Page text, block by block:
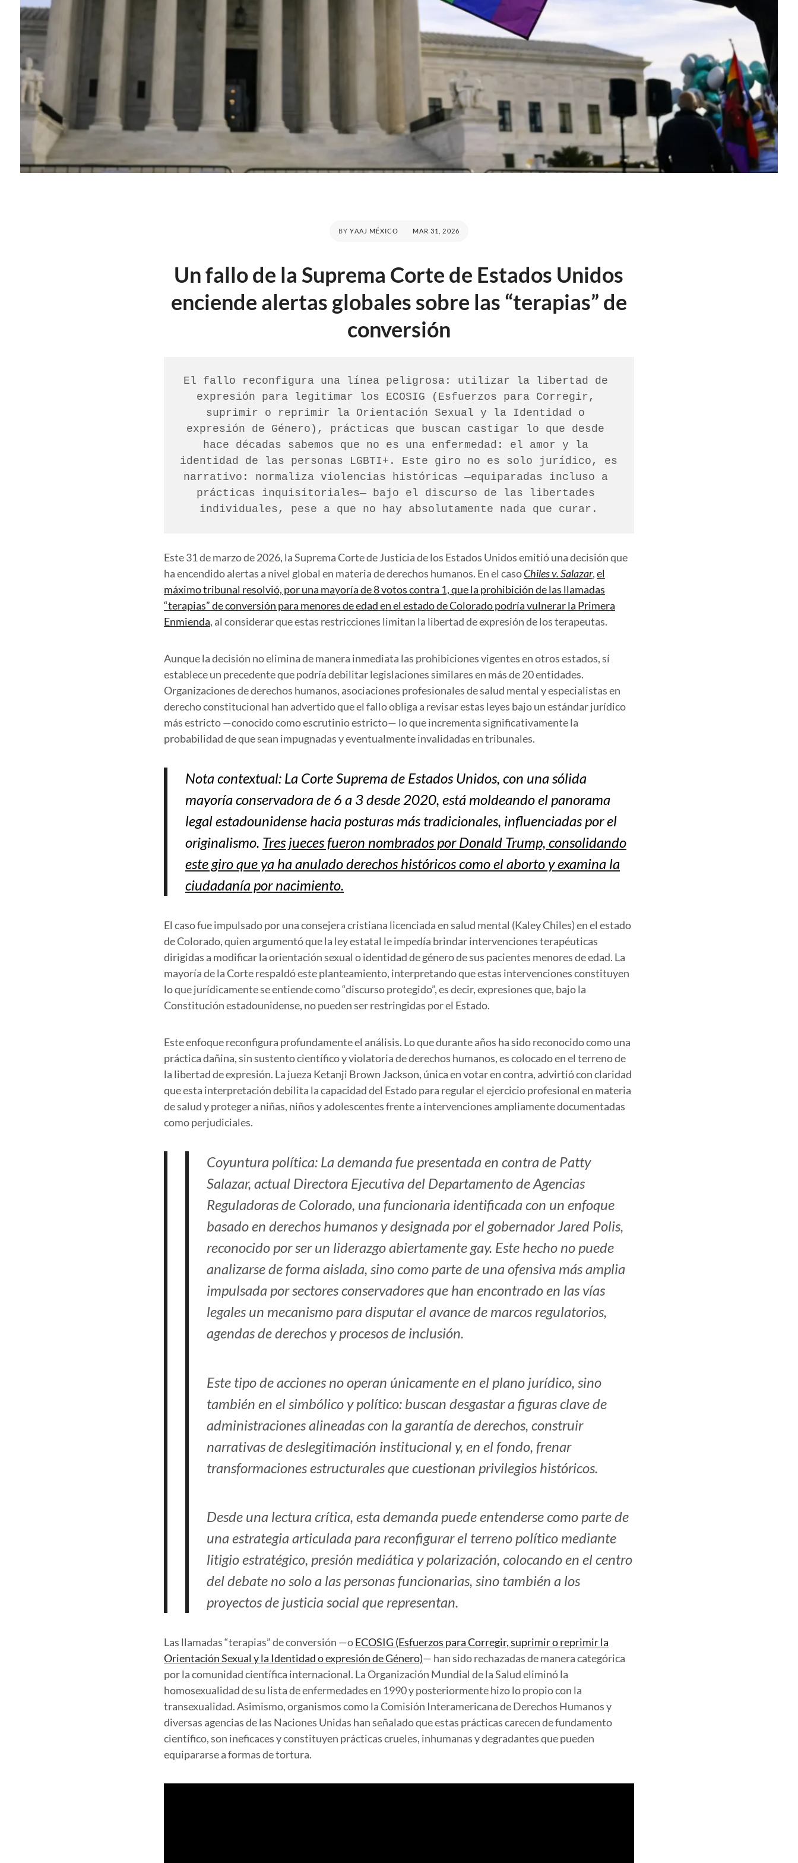
BYYAAJ MÉXICO
POSTED
MAR 31, 2026
Un fallo de la Suprema Corte de Estados Unidos
enciende alertas globales sobre las “terapias” de
conversión
El fallo reconfigura una línea peligrosa: utilizar la libertad de
expresión para legitimar los ECOSIG (Esfuerzos para Corregir,
suprimir o reprimir la Orientación Sexual y la Identidad o
expresión de Género), prácticas que buscan castigar lo que desde
hace décadas sabemos que no es una enfermedad: el amor y la
identidad de las personas LGBTI+. Este giro no es solo jurídico, es
narrativo: normaliza violencias históricas —equiparadas incluso a
prácticas inquisitoriales— bajo el discurso de las libertades
individuales, pese a que no hay absolutamente nada que curar.
Este 31 de marzo de 2026, la Suprema Corte de Justicia de los Estados Unidos emitió una decisión que
ha encendido alertas a nivel global en materia de derechos humanos. En el casoChiles v. Salazar,el
máximo tribunal resolvió, por una mayoría de 8 votos contra 1, que la prohibición de las llamadas
“terapias” de conversión para menores de edad en el estado de Colorado podría vulnerar la Primera
Enmienda, al considerar que estas restricciones limitan la libertad de expresión de los terapeutas.
Aunque la decisión no elimina de manera inmediata las prohibiciones vigentes en otros estados, sí
establece un precedente que podría debilitar legislaciones similares en más de 20 entidades.
Organizaciones de derechos humanos, asociaciones profesionales de salud mental y especialistas en
derecho constitucional han advertido que el fallo obliga a revisar estas leyes bajo un estándar jurídico
más estricto —conocido como escrutinio estricto— lo que incrementa significativamente la
probabilidad de que sean impugnadas y eventualmente invalidadas en tribunales.
Nota contextual: La Corte Suprema de Estados Unidos, con una sólida
mayoría conservadora de 6 a 3 desde 2020, está moldeando el panorama
legal estadounidense hacia posturas más tradicionales, influenciadas por el
originalismo. Tres jueces fueron nombrados por Donald Trump, consolidando
este giro que ya ha anulado derechos históricos como el aborto y examina la
ciudadanía por nacimiento.
El caso fue impulsado por una consejera cristiana licenciada en salud mental (Kaley Chiles) en el estado
de Colorado, quien argumentó que la ley estatal le impedía brindar intervenciones terapéuticas
dirigidas a modificar la orientación sexual o identidad de género de sus pacientes menores de edad. La
mayoría de la Corte respaldó este planteamiento, interpretando que estas intervenciones constituyen
lo que jurídicamente se entiende como “discurso protegido”, es decir, expresiones que, bajo la
Constitución estadounidense, no pueden ser restringidas por el Estado.
Este enfoque reconfigura profundamente el análisis. Lo que durante años ha sido reconocido como una
práctica dañina, sin sustento científico y violatoria de derechos humanos, es colocado en el terreno de
la libertad de expresión. La jueza Ketanji Brown Jackson, única en votar en contra, advirtió con claridad
que esta interpretación debilita la capacidad del Estado para regular el ejercicio profesional en materia
de salud y proteger a niñas, niños y adolescentes frente a intervenciones ampliamente documentadas
como perjudiciales.
Coyuntura política: La demanda fue presentada en contra de Patty
Salazar, actual Directora Ejecutiva del Departamento de Agencias
Reguladoras de Colorado, una funcionaria identificada con un enfoque
basado en derechos humanos y designada por el gobernador Jared Polis,
reconocido por ser un liderazgo abiertamente gay. Este hecho no puede
analizarse de forma aislada, sino como parte de una ofensiva más amplia
impulsada por sectores conservadores que han encontrado en las vías
legales un mecanismo para disputar el avance de marcos regulatorios,
agendas de derechos y procesos de inclusión.
Este tipo de acciones no operan únicamente en el plano jurídico, sino
también en el simbólico y político: buscan desgastar a figuras clave de
administraciones alineadas con la garantía de derechos, construir
narrativas de deslegitimación institucional y, en el fondo, frenar
transformaciones estructurales que cuestionan privilegios históricos.
Desde una lectura crítica, esta demanda puede entenderse como parte de
una estrategia articulada para reconfigurar el terreno político mediante
litigio estratégico, presión mediática y polarización, colocando en el centro
del debate no solo a las personas funcionarias, sino también a los
proyectos de justicia social que representan.
Las llamadas “terapias” de conversión —oECOSIG (Esfuerzos para Corregir, suprimir o reprimir la
Orientación Sexual y la Identidad o expresión de Género)— han sido rechazadas de manera categórica
por la comunidad científica internacional. La Organización Mundial de la Salud eliminó la
homosexualidad de su lista de enfermedades en 1990 y posteriormente hizo lo propio con la
transexualidad. Asimismo, organismos como la Comisión Interamericana de Derechos Humanos y
diversas agencias de las Naciones Unidas han señalado que estas prácticas carecen de fundamento
científico, son ineficaces y constituyen prácticas crueles, inhumanas y degradantes que pueden
equipararse a formas de tortura.